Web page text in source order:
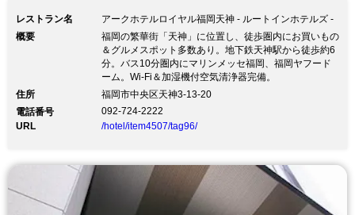
レストラン名
アークホテルロイヤル福岡天神 - ルートインホテルズ -
概要
福岡の繁華街「天神」に位置し、徒歩圏内にお買いもの
＆グルメスポット多数あり。地下鉄天神駅から徒歩約6
分。バス10分圏内にマリンメッセ福岡、福岡ヤフード
ーム。Wi-Fi＆加湿機付空気清浄器完備。
住所
福岡市中央区天神3-13-20
電話番号
092-724-2222
URL
/hotel/item4507/tag96/